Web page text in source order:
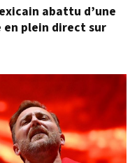
abattu d’une
plein direct sur